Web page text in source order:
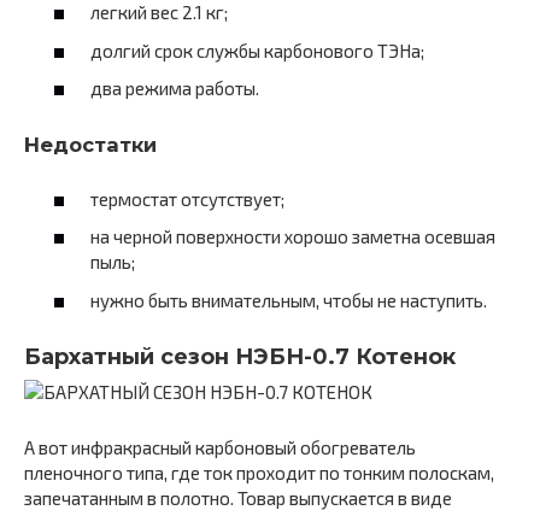
легкий вес 2.1 кг;
долгий срок службы карбонового ТЭНа;
два режима работы.
Недостатки
термостат отсутствует;
на черной поверхности хорошо заметна осевшая
пыль;
нужно быть внимательным, чтобы не наступить.
Бархатный сезон НЭБН-0.7 Котенок
А вот инфракрасный карбоновый обогреватель
пленочного типа, где ток проходит по тонким полоскам,
запечатанным в полотно. Товар выпускается в виде